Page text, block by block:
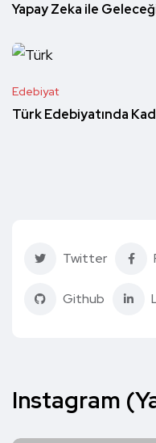
Yapay Zeka ile
Edebiyat
Türk Edebiyatında
Twitter
Github
Instagram